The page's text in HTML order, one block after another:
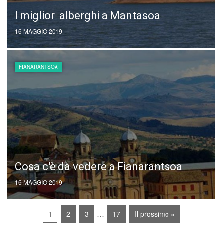
I migliori alberghi a Mantasoa
16 MAGGIO 2019
FIANARANTSOA
Cosa c'è da vedere a Fianarantsoa
16 MAGGIO 2019
1 2 3 … 17 Il prossimo »